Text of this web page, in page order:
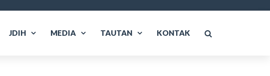
JDIH MEDIA TAUTAN KONTAK